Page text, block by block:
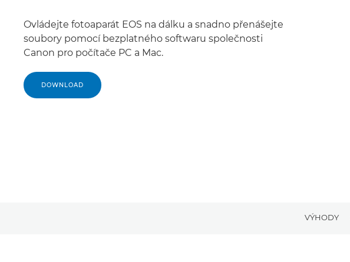
Ovládejte fotoaparát EOS na dálku a snadno přenášejte
soubory pomocí bezplatného softwaru společnosti
Canon pro počítače PC a Mac.
DOWNLOAD
VÝHODY